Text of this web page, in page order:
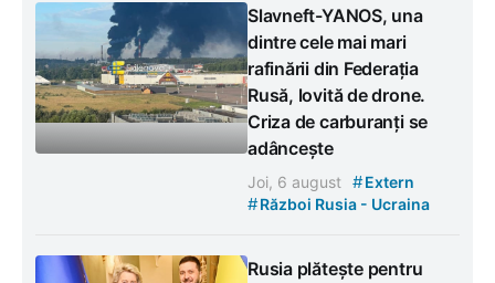
Slavneft-YANOS, una
dintre cele mai mari
rafinării din Federația
Rusă, lovită de drone.
Criza de carburanți se
adâncește
Joi, 6 august #Extern
#Război Rusia - Ucraina
Rusia plătește pentru